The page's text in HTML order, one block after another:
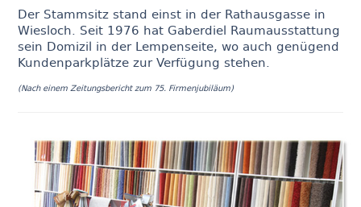
Der Stammsitz stand einst in der Rathausgasse in
Wiesloch. Seit 1976 hat Gaberdiel Raumausstattung
sein Domizil in der Lempenseite, wo auch genügend
Kundenparkplätze zur Verfügung stehen.
(Nach einem Zeitungsbericht zum 75. Firmenjubiläum)